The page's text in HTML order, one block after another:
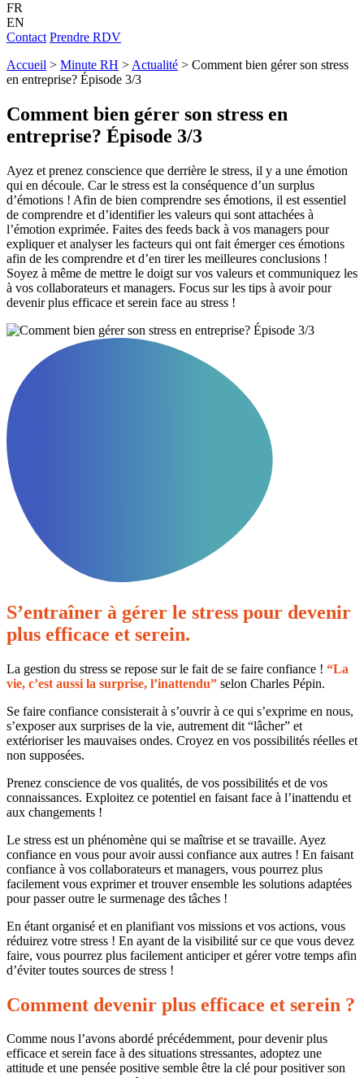
FR
EN
Contact Prendre RDV
Accueil > Minute RH > Actualité > Comment bien gérer son stress
en entreprise? Épisode 3/3
Comment bien gérer son stress en
entreprise? Épisode 3/3
Ayez et prenez conscience que derrière le stress, il y a une émotion
qui en découle. Car le stress est la conséquence d’un surplus
d’émotions ! Afin de bien comprendre ses émotions, il est essentiel
de comprendre et d’identifier les valeurs qui sont attachées à
l’émotion exprimée. Faites des feeds back à vos managers pour
expliquer et analyser les facteurs qui ont fait émerger ces émotions
afin de les comprendre et d’en tirer les meilleures conclusions !
Soyez à même de mettre le doigt sur vos valeurs et communiquez les
à vos collaborateurs et managers. Focus sur les tips à avoir pour
devenir plus efficace et serein face au stress !
S’entraîner à gérer le stress pour devenir
plus efficace et serein.
La gestion du stress se repose sur le fait de se faire confiance ! “La
vie, c’est aussi la surprise, l’inattendu” selon Charles Pépin.
Se faire confiance consisterait à s’ouvrir à ce qui s’exprime en nous,
s’exposer aux surprises de la vie, autrement dit “lâcher” et
extérioriser les mauvaises ondes. Croyez en vos possibilités réelles et
non supposées.
Prenez conscience de vos qualités, de vos possibilités et de vos
connaissances. Exploitez ce potentiel en faisant face à l’inattendu et
aux changements !
Le stress est un phénomène qui se maîtrise et se travaille. Ayez
confiance en vous pour avoir aussi confiance aux autres ! En faisant
confiance à vos collaborateurs et managers, vous pourrez plus
facilement vous exprimer et trouver ensemble les solutions adaptées
pour passer outre le surmenage des tâches !
En étant organisé et en planifiant vos missions et vos actions, vous
réduirez votre stress ! En ayant de la visibilité sur ce que vous devez
faire, vous pourrez plus facilement anticiper et gérer votre temps afin
d’éviter toutes sources de stress !
Comment devenir plus efficace et serein ?
Comme nous l’avons abordé précédemment, pour devenir plus
efficace et serein face à des situations stressantes, adoptez une
attitude et une pensée positive semble être la clé pour positiver son